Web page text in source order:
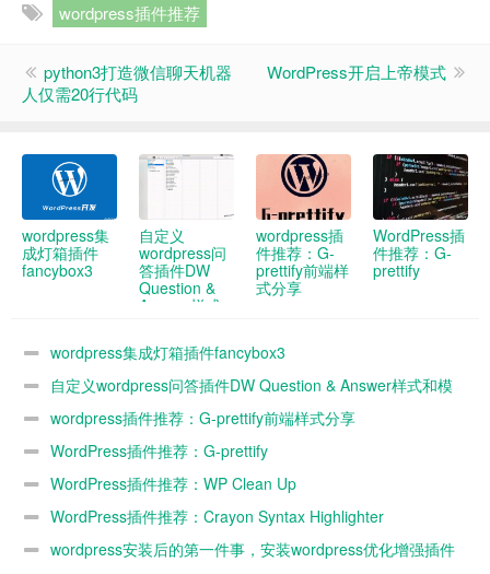
wordpress插件推荐
python3打造微信聊天机器
人仅需20行代码
WordPress开启上帝模式
wordpress集
成灯箱插件
fancybox3
自定义
wordpress问
答插件DW
Question &
Answer样式
wordpress插
件推荐：G-
prettify前端样
式分享
WordPress插
件推荐：G-
prettify
wordpress集成灯箱插件fancybox3
自定义wordpress问答插件DW Question & Answer样式和模
板 wordpress插件推荐：G-prettify前端样式分享
WordPress插件推荐：G-prettify
WordPress插件推荐：WP Clean Up
WordPress插件推荐：Crayon Syntax Highlighter
wordpress安装后的第一件事，安装wordpress优化增强插件